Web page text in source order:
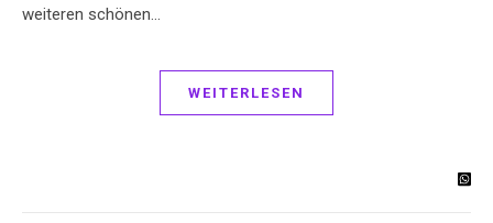
weiteren schönen…
WEITERLESEN